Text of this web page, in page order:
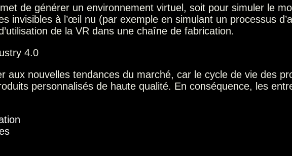
de générer un environnement virtuel, soit pour simuler le
invisibles à l’œil nu (par exemple en simulant un processus
de la VR dans une chaîne de fabrication.
aux nouvelles tendances du marché, car le cycle de vie des
personnalisés de haute qualité. En conséquence, les